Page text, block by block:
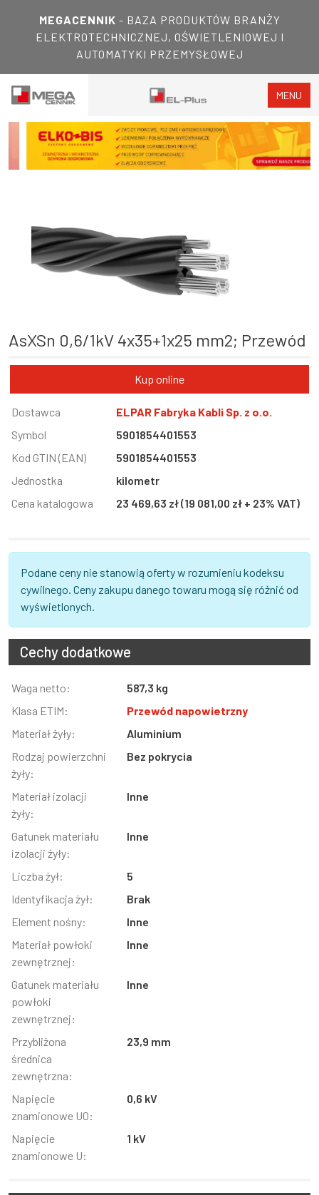
MEGACENNIK - BAZA PRODUKTÓW BRANŻY
ELEKTROTECHNICZNEJ, OŚWIETLENIOWEJ I
AUTOMATYKI PRZEMYSŁOWEJ
MENU
AsXSn 0,6/1kV 4x35+1x25 mm2; Przewód
Kup online
Informacja
Wartość
Dostawca
ELPAR Fabryka Kabli Sp. z o.o.
Symbol
5901854401553
Kod GTIN (EAN)
5901854401553
Jednostka
kilometr
Cena katalogowa
23 469,63 zł (19 081,00 zł + 23% VAT)
Podane ceny nie stanowią oferty w rozumieniu kodeksu
cywilnego. Ceny zakupu danego towaru mogą się różnić od
wyświetlonych.
Cechy dodatkowe
Informacja
Wartość
Waga netto:
587,3 kg
Klasa ETIM:
Przewód napowietrzny
Materiał żyły:
Aluminium
Rodzaj powierzchni
żyły:
Bez pokrycia
Materiał izolacji
żyły:
Inne
Gatunek materiału
izolacji żyły:
Inne
Liczba żył:
5
Identyfikacja żył:
Brak
Element nośny:
Inne
Materiał powłoki
zewnętrznej:
Inne
Gatunek materiału
powłoki
zewnętrznej:
Inne
Przybliżona
średnica
zewnętrzna:
23,9 mm
Napięcie
znamionowe U0:
0,6 kV
Napięcie
znamionowe U:
1 kV